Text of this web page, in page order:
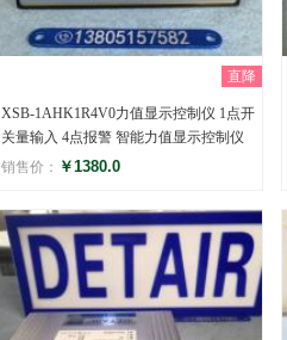
直降
XSB-1AHK1R4V0力值显示控制仪 1点开
关量输入 4点报警 智能力值显示控制仪
销售价： ￥1380.0
评分
()